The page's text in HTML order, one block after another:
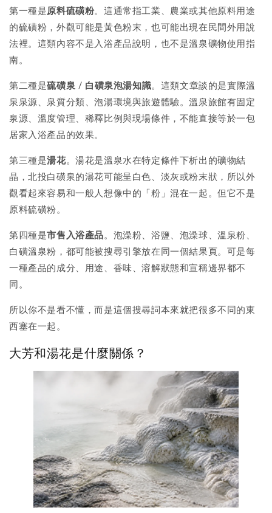
第一種是原料硫磺粉。這通常指工業、農業或其他原料用途
的硫磺粉，外觀可能是黃色粉末，也可能出現在民間外用說
法裡。這類內容不是入浴產品說明，也不是溫泉礦物使用指
南。
第二種是硫磺泉 / 白磺泉泡湯知識。這類文章談的是實際溫
泉泉源、泉質分類、泡湯環境與旅遊體驗。溫泉旅館有固定
泉源、溫度管理、稀釋比例與現場條件，不能直接等於一包
居家入浴產品的效果。
第三種是湯花。湯花是溫泉水在特定條件下析出的礦物結
晶，北投白磺泉的湯花可能呈白色、淡灰或粉末狀，所以外
觀看起來容易和一般人想像中的「粉」混在一起。但它不是
原料硫磺粉。
第四種是市售入浴產品。泡澡粉、浴鹽、泡澡球、溫泉粉、
白磺溫泉粉，都可能被搜尋引擎放在同一個結果頁。可是每
一種產品的成分、用途、香味、溶解狀態和宣稱邊界都不
同。
所以你不是看不懂，而是這個搜尋詞本來就把很多不同的東
西塞在一起。
大芳和湯花是什麼關係？